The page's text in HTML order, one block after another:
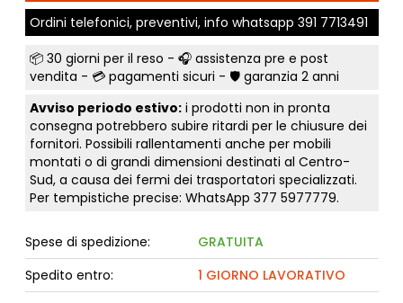
Ordini telefonici, preventivi, info whatsapp 391 7713491
📦 30 giorni per il reso - 🎧 assistenza pre e post
vendita - 💳 pagamenti sicuri - 🛡️ garanzia 2 anni
Avviso periodo estivo:i prodotti non in pronta
consegna potrebbero subire ritardi per le chiusure dei
fornitori. Possibili rallentamenti anche per mobili
montati o di grandi dimensioni destinati al Centro-
Sud, a causa dei fermi dei trasportatori specializzati.
Per tempistiche precise: WhatsApp 377 5977779.
Spese di spedizione:
GRATUITA
Spedito entro:
1 GIORNO LAVORATIVO